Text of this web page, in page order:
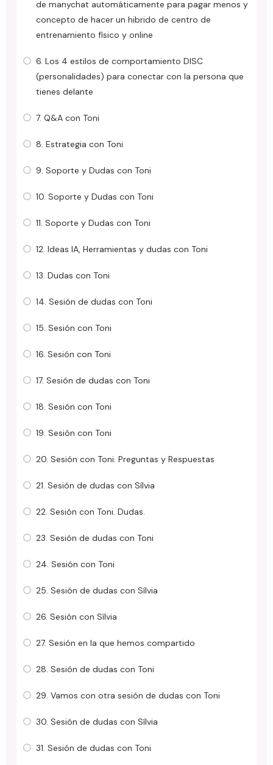
de manychat automáticamente para pagar menos y
concepto de hacer un hibrido de centro de
entrenamiento físico y online
6. Los 4 estilos de comportamiento DISC
(personalidades) para conectar con la persona que
tienes delante
7. Q&A con Toni
8. Estrategia con Toni
9. Soporte y Dudas con Toni
10. Soporte y Dudas con Toni
11. Soporte y Dudas con Toni
12. Ideas IA, Herramientas y dudas con Toni
13. Dudas con Toni
14. Sesión de dudas con Toni
15. Sesión con Toni
16. Sesión con Toni
17. Sesión de dudas con Toni
18. Sesión con Toni
19. Sesión con Toni
20. Sesión con Toni. Preguntas y Respuestas
21. Sesión de dudas con Sílvia
22. Sesión con Toni. Dudas.
23. Sesión de dudas con Toni
24. Sesión con Toni
25. Sesión de dudas con Sílvia
26. Sesión con Sílvia
27. Sesión en la que hemos compartido
28. Sesión de dudas con Toni
29. Vamos con otra sesión de dudas con Toni
30. Sesión de dudas con Sílvia
31. Sesión de dudas con Toni